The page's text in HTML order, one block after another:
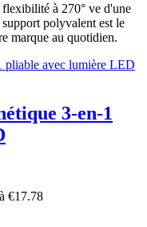
à 270° ve d'une
polyvalent est le
marque au quotidien.
3-en-1
€17.78